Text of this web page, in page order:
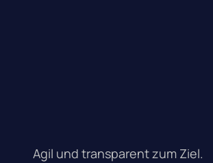
Agil und transparent zum Ziel.